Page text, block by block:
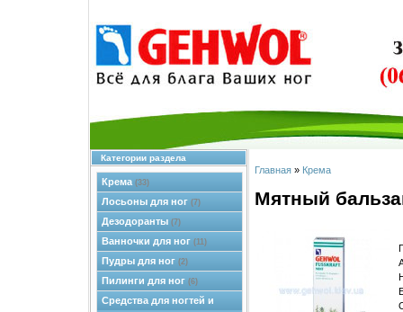
Категории раздела
Крема (33)
Лосьоны для ног (7)
Дезодоранты (7)
Ванночки для ног (11)
Пудры для ног (2)
Пилинги для ног (6)
Средства для ногтей и
Главная » Крема
Мятный